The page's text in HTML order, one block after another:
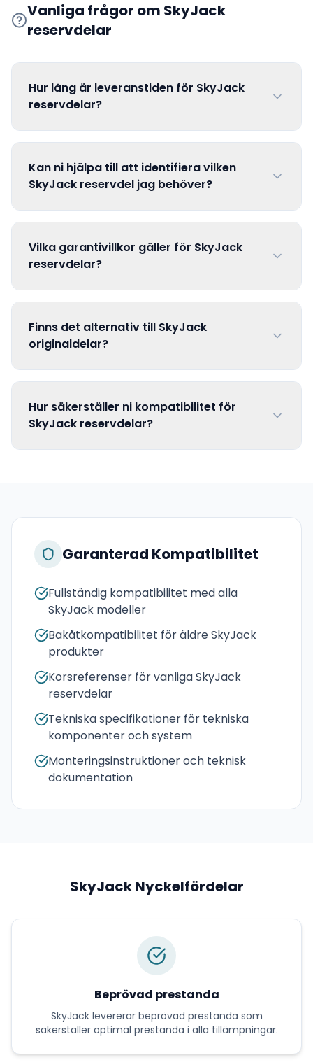
Vanliga frågor om SkyJack
reservdelar
Hur lång är leveranstiden för SkyJack
reservdelar?
Kan ni hjälpa till att identifiera vilken
SkyJack reservdel jag behöver?
Vilka garantivillkor gäller för SkyJack
reservdelar?
Finns det alternativ till SkyJack
originaldelar?
Hur säkerställer ni kompatibilitet för
SkyJack reservdelar?
Garanterad Kompatibilitet
Fullständig kompatibilitet med alla
SkyJack modeller
Bakåtkompatibilitet för äldre SkyJack
produkter
Korsreferenser för vanliga SkyJack
reservdelar
Tekniska specifikationer för tekniska
komponenter och system
Monteringsinstruktioner och teknisk
dokumentation
SkyJackNyckelfördelar
Beprövad prestanda
SkyJacklevererar beprövad prestanda som
säkerställer optimal prestanda i alla tillämpningar.